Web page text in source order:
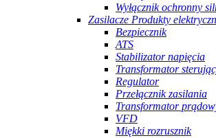
Wyłącznik ochronny
Zasilacze Produkty
Bezpiecznik
ATS
Stabilizator napięcia
Transformator
Regulator
Przełącznik zasilania
Transformator
VFD
Miękki rozrusznik